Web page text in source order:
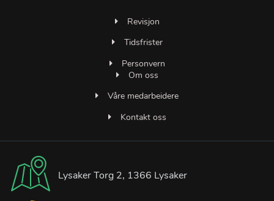
Revisjon
Tidsfrister
Personvern
Om oss
Våre medarbeidere
Kontakt oss
Lysaker Torg 2, 1366 Lysaker